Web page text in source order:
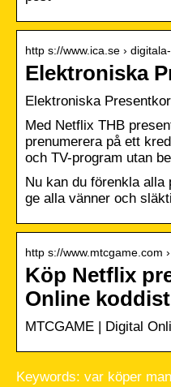
http s://www.ica.se ›
Elektroniska
Elektroniska
Med Netflix THB
prenumerera på ett
och TV-program utan
Nu kan du förenkla
ge alla vänner och
http s://www.mtcgame.com
Köp Netflix
Online
MTCGAME | Digital
Keywords: var köper